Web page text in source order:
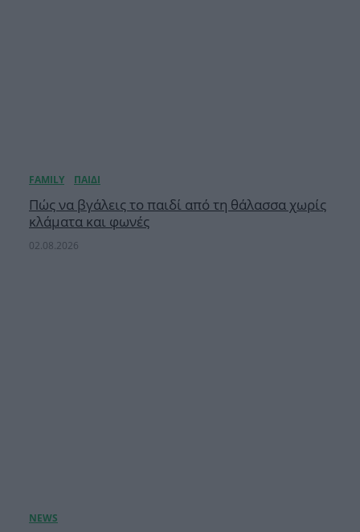
Πώς να βγάλεις το παιδί από τη θάλασσα χωρίς
κλάματα και φωνές
02.08.2026